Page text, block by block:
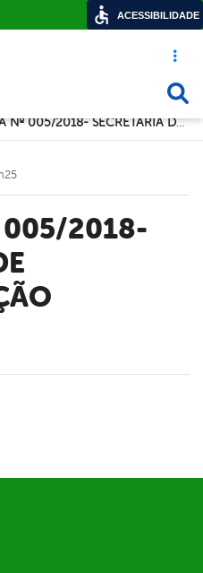
Acesso
PORTARIA Nº 005/2018- SECRETARIA DE ADMINISTRAÇÃO
ACESSIBILIDADE